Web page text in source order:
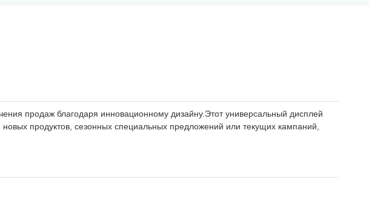
продаж благодаря инновационному дизайну.Этот универсальный дисплей
продуктов, сезонных специальных предложений или текущих кампаний,